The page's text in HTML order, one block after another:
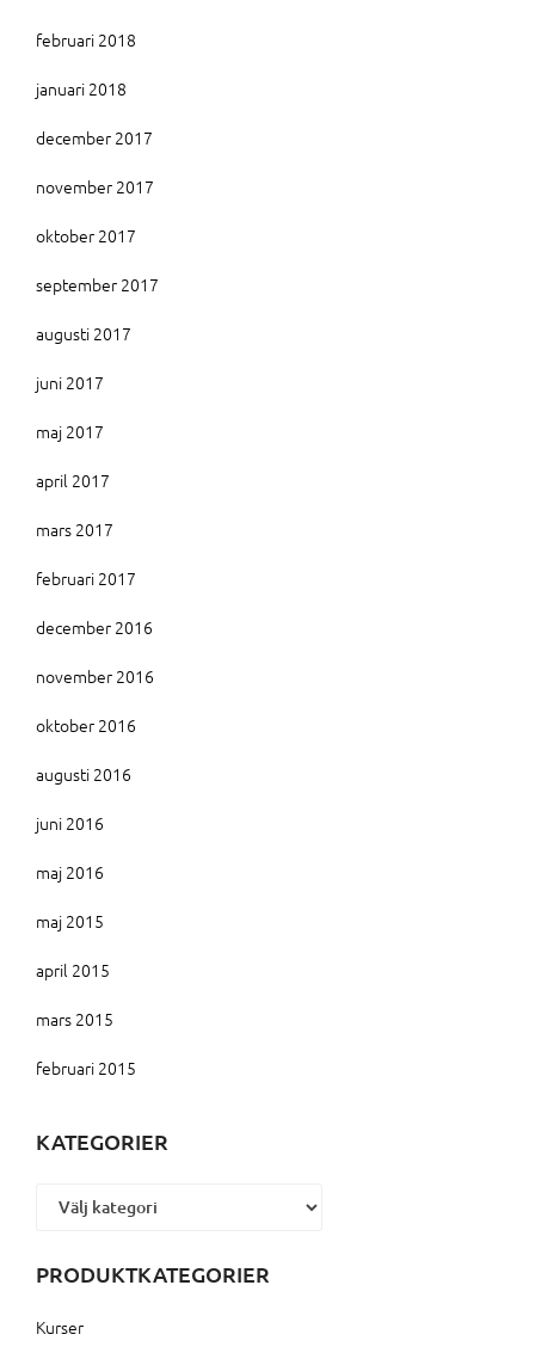
februari 2018
januari 2018
december 2017
november 2017
oktober 2017
september 2017
augusti 2017
juni 2017
maj 2017
april 2017
mars 2017
februari 2017
december 2016
november 2016
oktober 2016
augusti 2016
juni 2016
maj 2016
maj 2015
april 2015
mars 2015
februari 2015
KATEGORIER
Kategorier
PRODUKTKATEGORIER
Kurser